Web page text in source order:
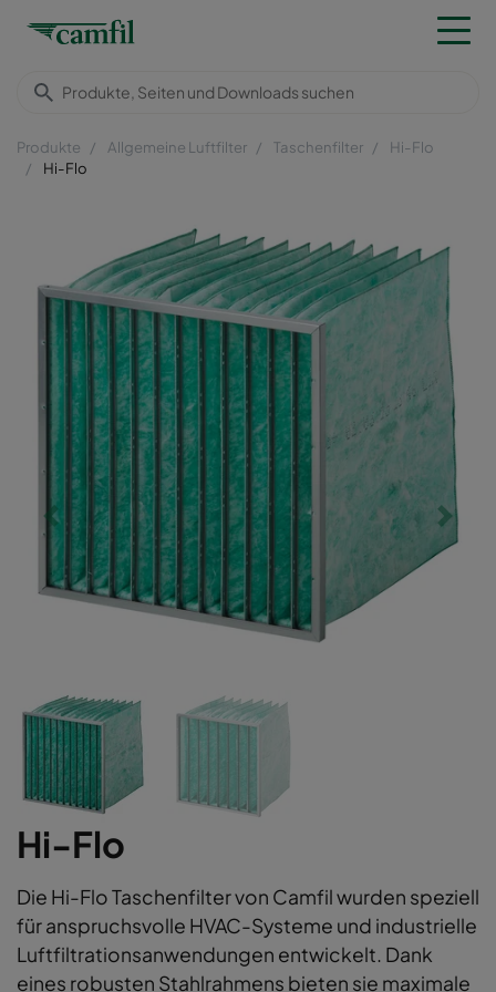
Produkte Allgemeine Luftfilter Taschenfilter
Hi-Flo
Hi-Flo
Hi-Flo
Die Hi-Flo Taschenfilter von Camfil wurden speziell
für anspruchsvolle HVAC-Systeme und industrielle
Luftfiltrationsanwendungen entwickelt. Dank
eines robusten Stahlrahmens bieten sie maximale